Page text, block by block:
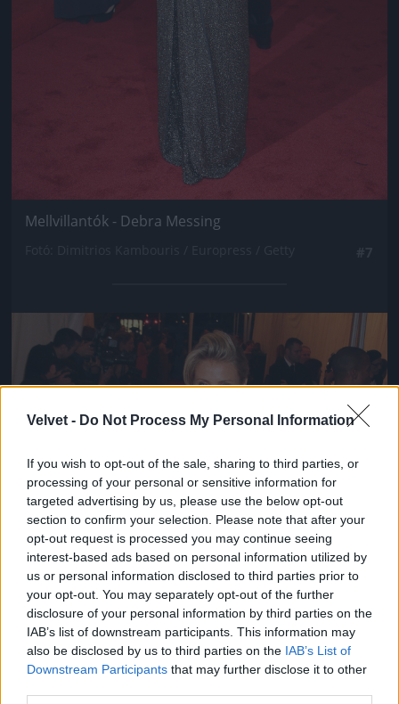
Velvet - Do Not Process My Personal Information
If you wish to opt-out of the sale, sharing to third parties, or
processing of your personal or sensitive information for
targeted advertising by us, please use the below opt-out
section to confirm your selection. Please note that after your
opt-out request is processed you may continue seeing
interest-based ads based on personal information utilized by
us or personal information disclosed to third parties prior to
your opt-out. You may separately opt-out of the further
disclosure of your personal information by third parties on the
IAB’s list of downstream participants. This information may
also be disclosed by us to third parties on the IAB’s List of
Downstream Participants that may further disclose it to other
Mellvillantók - Debra Messing
Jön még kép!